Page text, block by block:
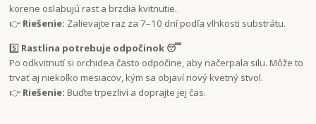
korene oslabujú rast a brzdia kvitnutie.
👉 Riešenie: Zalievajte raz za 7–10 dní podľa vlhkosti substrátu.
5️⃣ Rastlina potrebuje odpočinok 😴
Po odkvitnutí si orchidea často odpočine, aby načerpala silu. Môže to
trvať aj niekoľko mesiacov, kým sa objaví nový kvetný stvol.
👉 Riešenie: Buďte trpezliví a doprajte jej čas.